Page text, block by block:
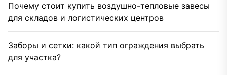
Почему стоит купить воздушно-тепловые завесы
для складов и логистических центров
Заборы и сетки: какой тип ограждения выбрать
для участка?